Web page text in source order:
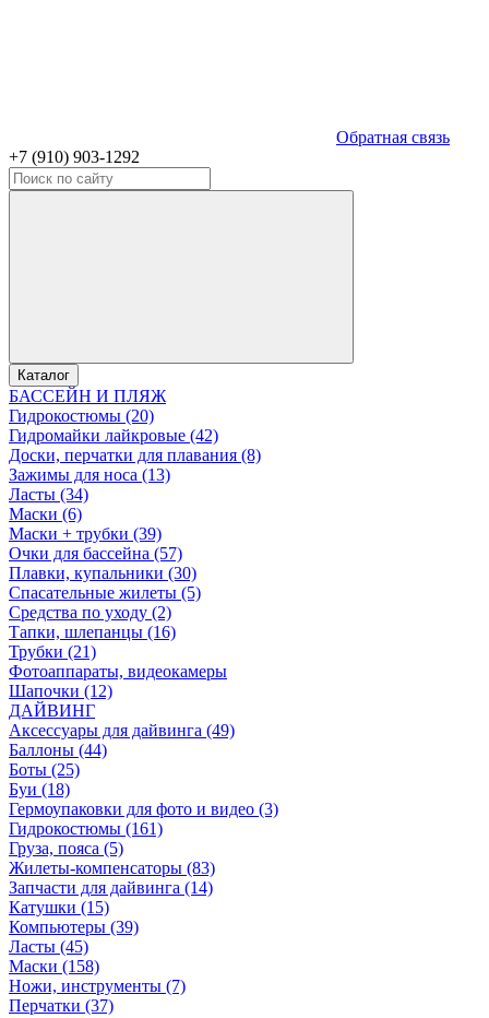
Обратная связь
+7 (910) 903-1292
Каталог
БАССЕЙН И ПЛЯЖ
Гидрокостюмы (20)
Гидромайки лайкровые (42)
Доски, перчатки для плавания (8)
Зажимы для носа (13)
Ласты (34)
Маски (6)
Маски + трубки (39)
Очки для бассейна (57)
Плавки, купальники (30)
Спасательные жилеты (5)
Средства по уходу (2)
Тапки, шлепанцы (16)
Трубки (21)
Фотоаппараты, видеокамеры
Шапочки (12)
ДАЙВИНГ
Аксессуары для дайвинга (49)
Баллоны (44)
Боты (25)
Буи (18)
Гермоупаковки для фото и видео (3)
Гидрокостюмы (161)
Груза, пояса (5)
Жилеты-компенсаторы (83)
Запчасти для дайвинга (14)
Катушки (15)
Компьютеры (39)
Ласты (45)
Маски (158)
Ножи, инструменты (7)
Перчатки (37)